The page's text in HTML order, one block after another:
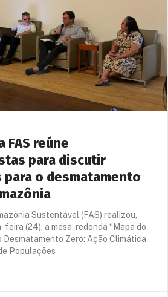
FAS reúne
para discutir
para o desmatamento
Sustentável (FAS) realizou,
feira (24), a mesa-redonda “Mapa do
Desmatamento Zero: Ação Climática
Populações